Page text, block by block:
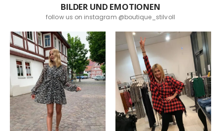
BILDER UND EMOTIONEN
follow us on instagram @boutique_stilvoll